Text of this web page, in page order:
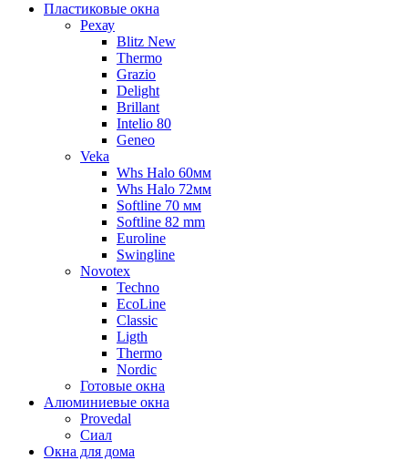
Пластиковые окна
Рехау
Blitz New
Thermo
Grazio
Delight
Brillant
Intelio 80
Geneo
Veka
Whs Halo 60мм
Whs Halo 72мм
Softline 70 мм
Softline 82 mm
Euroline
Swingline
Novotex
Techno
EcoLine
Classic
Ligth
Thermo
Nordic
Готовые окна
Алюминиевые окна
Provedal
Сиал
Окна для дома